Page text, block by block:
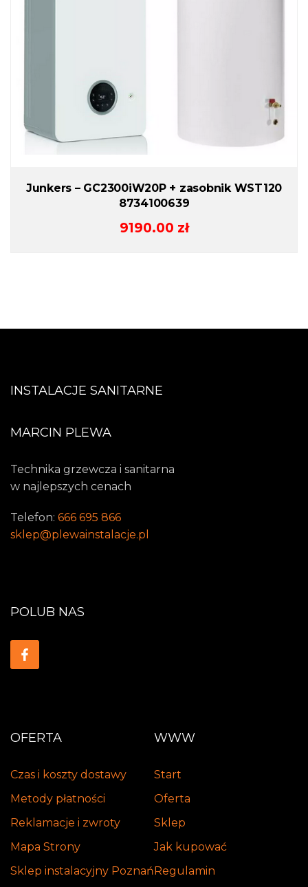
Junkers – GC2300iW20P + zasobnik WST120
8734100639
9190.00 zł
INSTALACJE SANITARNE
MARCIN PLEWA
Technika grzewcza i sanitarna
w najlepszych cenach
Telefon: 666 695 866
sklep@plewainstalacje.pl
OFERTA
Czas i koszty dostawy
Metody płatności
Reklamacje i zwroty
Mapa Strony
Sklep instalacyjny Poznań
WWW
Start
Oferta
Sklep
Jak kupować
Regulamin
POLUB NAS